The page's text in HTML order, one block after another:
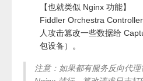
【也就类似 Nginx 功能】
Fiddler Orchestra
人攻击篡改一些数据给
包设备）。
注意：如果都有服务反向代